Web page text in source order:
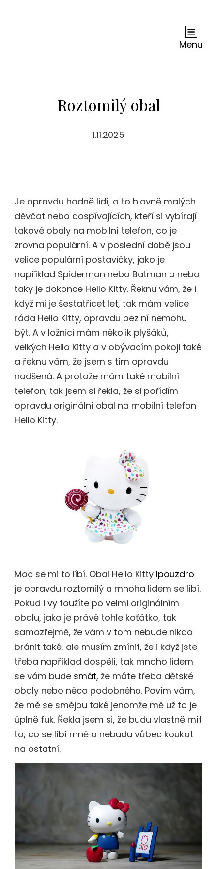
Menu
Roztomilý obal
1.11.2025
Je opravdu hodně lidí, a to hlavně malých
děvčat nebo dospívajících, kteří si vybírají
takové obaly na mobilní telefon, co je
zrovna populární. A v poslední době jsou
velice populární postavičky, jako je
například Spiderman nebo Batman a nebo
taky je dokonce Hello Kitty. Řeknu vám, že i
když mi je šestatřicet let, tak mám velice
ráda Hello Kitty, opravdu bez ní nemohu
být. A v ložnici mám několik plyšáků,
velkých Hello Kitty a v obývacím pokoji také
a řeknu vám, že jsem s tím opravdu
nadšená. A protože mám také mobilní
telefon, tak jsem si řekla, že si pořídím
opravdu originální obal na mobilní telefon
Hello Kitty.
Moc se mi to líbí. Obal Hello Kitty Ipouzdro
je opravdu roztomilý a mnoha lidem se líbí.
Pokud i vy toužíte po velmi originálním
obalu, jako je právě tohle koťátko, tak
samozřejmě, že vám v tom nebude nikdo
bránit také, ale musím zmínit, že i když jste
třeba například dospělí, tak mnoho lidem
se vám bude smát, že máte třeba dětské
obaly nebo něco podobného. Povím vám,
že mě se smějou také jenomže mě už to je
úplně fuk. Řekla jsem si, že budu vlastně mít
to, co se líbí mně a nebudu vůbec koukat
na ostatní.